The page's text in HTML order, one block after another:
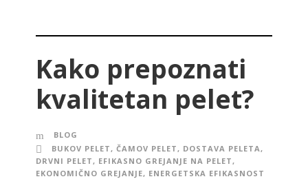
Kako prepoznati
kvalitetan pelet?
BLOG
BUKOV PELET , ČAMOV PELET , DOSTAVA PELETA ,
DRVNI PELET , EFIKASNO GREJANJE NA PELET ,
EKONOMIČNO GREJANJE, ENERGETSKA EFIKASNOST